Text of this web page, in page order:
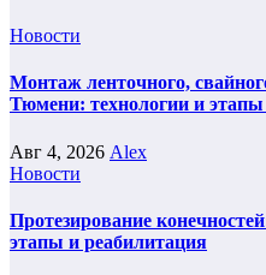
Новости
Монтаж ленточного,
Тюмени: технологии и этапы
Авг 4, 2026 Alex
Новости
Протезирование
этапы и реабилитация